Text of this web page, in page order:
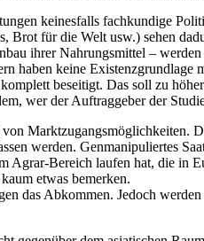
keinesfalls fachkundige
für die Welt usw.) sehen
ihrer Nahrungsmittel –
haben keine Existenzgrundlage
beseitigt. Das soll zu
wer der Auftraggeber der
Marktzugangsmöglichkeiten.
werden. Genmanipuliertes
Bereich laufen hat, die in
etwas bemerken.
das Abkommen. Jedoch